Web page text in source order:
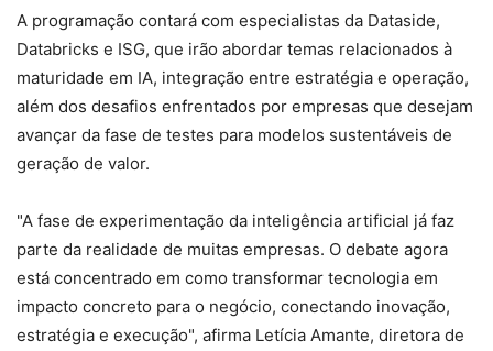
A programação contará com especialistas da Dataside,
Databricks e ISG, que irão abordar temas relacionados à
maturidade em IA, integração entre estratégia e operação,
além dos desafios enfrentados por empresas que desejam
avançar da fase de testes para modelos sustentáveis de
geração de valor.
"A fase de experimentação da inteligência artificial já faz
parte da realidade de muitas empresas. O debate agora
está concentrado em como transformar tecnologia em
impacto concreto para o negócio, conectando inovação,
estratégia e execução", afirma Letícia Amante, diretora de